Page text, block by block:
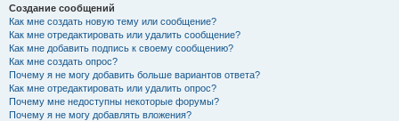
Создание сообщений
Как мне создать новую тему или сообщение?
Как мне отредактировать или удалить сообщение?
Как мне добавить подпись к своему сообщению?
Как мне создать опрос?
Почему я не могу добавить больше вариантов ответа?
Как мне отредактировать или удалить опрос?
Почему мне недоступны некоторые форумы?
Почему я не могу добавлять вложения?